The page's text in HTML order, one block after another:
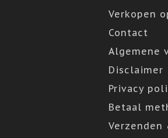
Verkopen
Contact
Algemene
Disclaimer
Privacy
Betaal
Verzenden